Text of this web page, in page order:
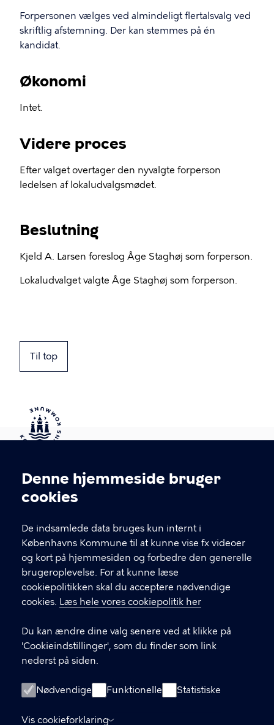
Cookieindstillinger
Denne hjemmeside bruger
cookies
De indsamlede data bruges kun internt i
Københavns Kommune til at kunne vise fx videoer
og kort på hjemmesiden og forbedre den generelle
brugeroplevelse. For at kunne læse
cookiepolitikken skal du acceptere nødvendige
cookies. Læs hele vores cookiepolitik her
Du kan ændre dine valg senere ved at klikke på
'Cookieindstillinger', som du finder som link
nederst på siden.
Nødvendige Funktionelle Statistiske
Vis cookieforklaring
Forpersonen vælges ved almindeligt flertalsvalg ved
skriftlig afstemning. Der kan stemmes på én
kandidat.
Økonomi
Intet.
Videre proces
Efter valget overtager den nyvalgte forperson
ledelsen af lokaludvalgsmødet.
Beslutning
Kjeld A. Larsen foreslog Åge Staghøj som forperson.
Lokaludvalget valgte Åge Staghøj som forperson.
Til top
Kontakt Københavns Kommune
T
fFind andre kontakter her
CVR-nummer64942212
GENVEJE
Digital Post
Databeskyttelse
Tilgængelighedserklæring
Om hjemmesiden